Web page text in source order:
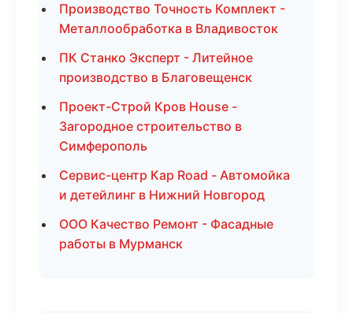
Производство Точность Комплект -
Металлообработка в Владивосток
ПК Станко Эксперт - Литейное
производство в Благовещенск
Проект-Строй Кров House -
Загородное строительство в
Симферополь
Сервис-центр Кар Road - Автомойка
и детейлинг в Нижний Новгород
ООО Качество Ремонт - Фасадные
работы в Мурманск